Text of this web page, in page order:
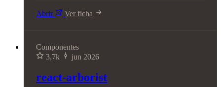
Abrir Ver ficha
Componentes
3,7k
jun 2026
react-arborist